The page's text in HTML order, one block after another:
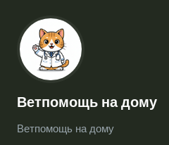
Ветпомощь на дому
Ветпомощь на дому